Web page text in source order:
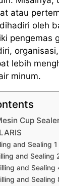
atau
oleh
pengemas
lebih
minum.
Cup
and Sealing
and Sealing
and Sealing
and Sealing